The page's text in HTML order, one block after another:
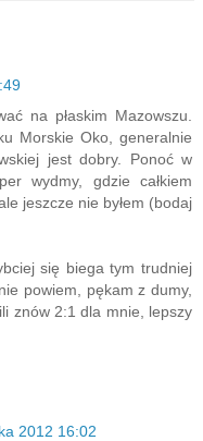
na płaskim Mazowszu.
Morskie Oko, generalnie
jest dobry. Ponoć w
wydmy, gdzie całkiem
jeszcze nie byłem (bodaj
się biega tym trudniej
powiem, pękam z dumy,
znów 2:1 dla mnie, lepszy
2012 16:02